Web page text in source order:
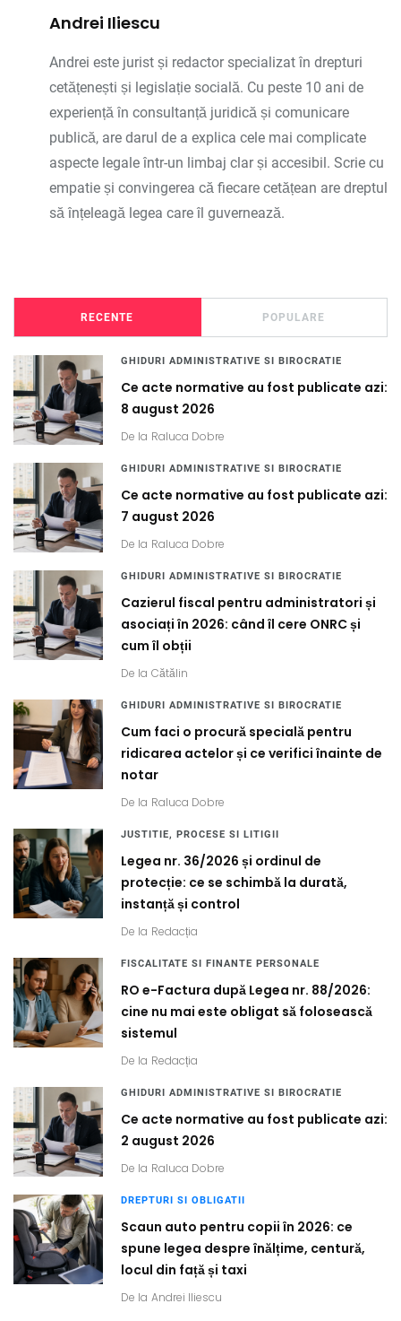
Andrei Iliescu
Andrei este jurist și redactor specializat în drepturi
cetățenești și legislație socială. Cu peste 10 ani de
experiență în consultanță juridică și comunicare
publică, are darul de a explica cele mai complicate
aspecte legale într-un limbaj clar și accesibil. Scrie cu
empatie și convingerea că fiecare cetățean are dreptul
să înțeleagă legea care îl guvernează.
RECENTE POPULARE
GHIDURI ADMINISTRATIVE SI BIROCRATIE
Ce acte normative au fost publicate azi:
8 august 2026
De la Raluca Dobre
GHIDURI ADMINISTRATIVE SI BIROCRATIE
Ce acte normative au fost publicate azi:
7 august 2026
De la Raluca Dobre
GHIDURI ADMINISTRATIVE SI BIROCRATIE
Cazierul fiscal pentru administratori și
asociați în 2026: când îl cere ONRC și
cum îl obții
De la Cătălin
GHIDURI ADMINISTRATIVE SI BIROCRATIE
Cum faci o procură specială pentru
ridicarea actelor și ce verifici înainte de
notar
De la Raluca Dobre
JUSTITIE, PROCESE SI LITIGII
Legea nr. 36/2026 și ordinul de
protecție: ce se schimbă la durată,
instanță și control
De la Redacția
FISCALITATE SI FINANTE PERSONALE
RO e-Factura după Legea nr. 88/2026:
cine nu mai este obligat să folosească
sistemul
De la Redacția
GHIDURI ADMINISTRATIVE SI BIROCRATIE
Ce acte normative au fost publicate azi:
2 august 2026
De la Raluca Dobre
DREPTURI SI OBLIGATII
Scaun auto pentru copii în 2026: ce
spune legea despre înălțime, centură,
locul din față și taxi
De la Andrei Iliescu